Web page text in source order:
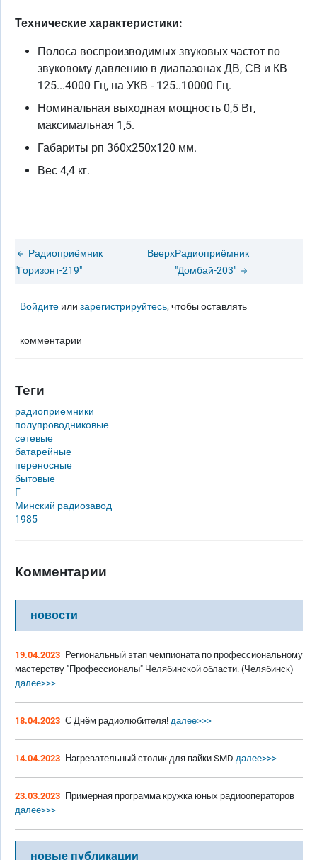
Технические характеристики:
Полоса воспроизводимых звуковых частот по
звуковому давлению в диапазонах ДВ, СВ и КВ
125...4000 Гц, на УКВ - 125..10000 Гц.
Номинальная выходная мощность 0,5 Вт,
максимальная 1,5.
Габариты рп 360х250х120 мм.
Вес 4,4 кг.
Радиоприёмник
"Горизонт-219"
ВверхРадиоприёмник
"Домбай-203"
Войдите илизарегистрируйтесь, чтобы оставлять
комментарии
Теги
радиоприемники
полупроводниковые
сетевые
батарейные
переносные
бытовые
Г
Минский радиозавод
1985
Комментарии
новости
19.04.2023 Региональный этап чемпионата по профессиональному
мастерству "Профессионалы" Челябинской области. (Челябинск)
далее>>>
18.04.2023 С Днём радиолюбителя! далее>>>
14.04.2023 Нагревательный столик для пайки SMD далее>>>
23.03.2023 Примерная программа кружка юных радиооператоров
далее>>>
новые публикации